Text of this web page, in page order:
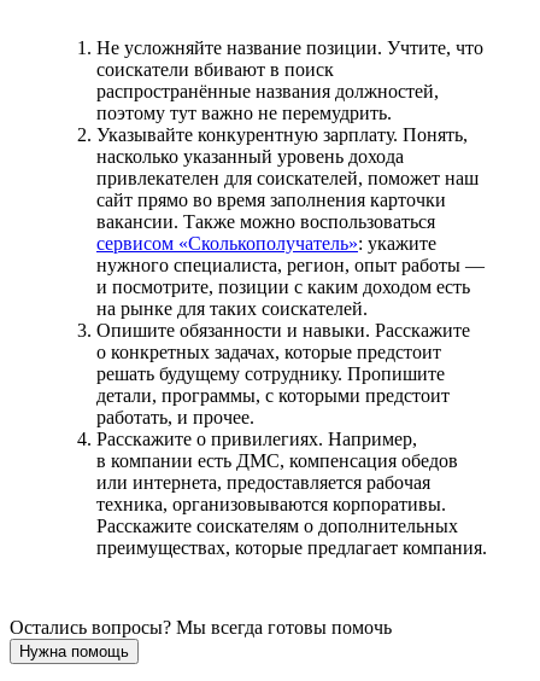
Не усложняйте название позиции. Учтите, что
соискатели вбивают в поиск
распространённые названия должностей,
поэтому тут важно не перемудрить.
Указывайте конкурентную зарплату. Понять,
насколько указанный уровень дохода
привлекателен для соискателей, поможет наш
сайт прямо во время заполнения карточки
вакансии. Также можно воспользоваться
сервисом «Сколькополучатель»: укажите
нужного специалиста, регион, опыт работы —
и посмотрите, позиции с каким доходом есть
на рынке для таких соискателей.
Опишите обязанности и навыки. Расскажите
о конкретных задачах, которые предстоит
решать будущему сотруднику. Пропишите
детали, программы, с которыми предстоит
работать, и прочее.
Расскажите о привилегиях. Например,
в компании есть ДМС, компенсация обедов
или интернета, предоставляется рабочая
техника, организовываются корпоративы.
Расскажите соискателям о дополнительных
преимуществах, которые предлагает компания.
Остались вопросы? Мы всегда готовы помочь
Нужна помощь